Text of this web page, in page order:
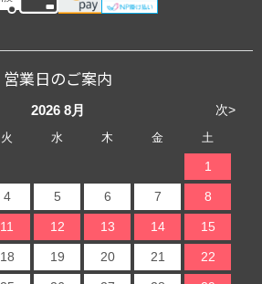
営業日のご案内
次>
2026 8月
火 水 木 金 土
1
4 5 6 7 8
11 12 13 14 15
18 19 20 21 22